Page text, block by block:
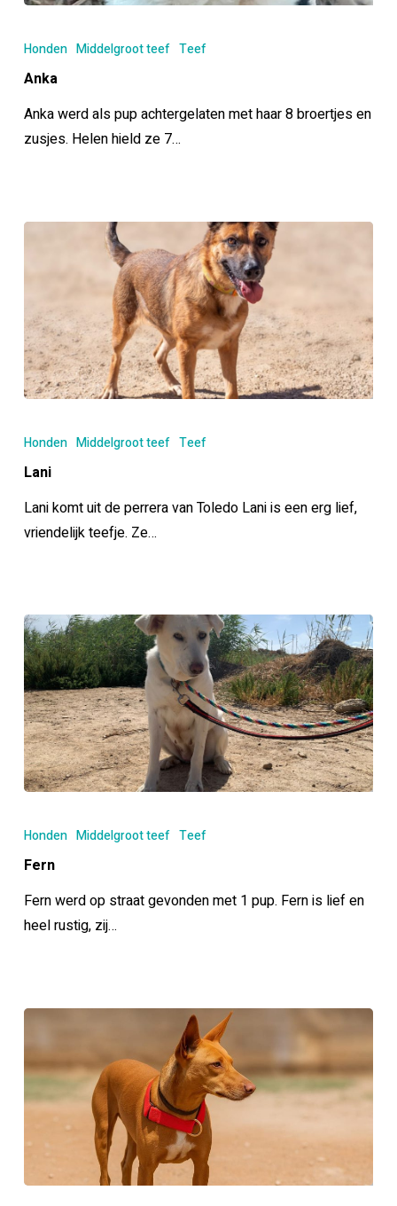
Honden Middelgroot teef Teef
Anka
Anka werd als pup achtergelaten met haar 8 broertjes en
zusjes. Helen hield ze 7…
Honden Middelgroot teef Teef
Lani
Lani komt uit de perrera van Toledo Lani is een erg lief,
vriendelijk teefje. Ze…
Honden Middelgroot teef Teef
Fern
Fern werd op straat gevonden met 1 pup. Fern is lief en
heel rustig, zij…